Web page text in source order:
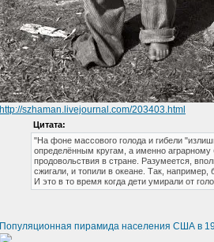
http://szhaman.livejournal.com/203403.html
Цитата:
"На фоне массового голода и гибели
определённым кругам, а именно аграрному
продовольствия в стране. Разумеется,
сжигали, и топили в океане. Так,
И это в то время когда дети умирали от
Популяционная пирамида населения США в